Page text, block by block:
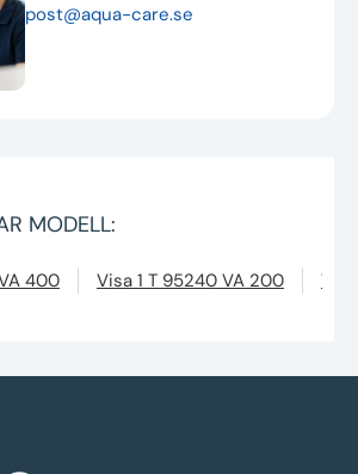
post@aqua-care.se
MODELL:
400 Visa 1 T 95240 VA 200